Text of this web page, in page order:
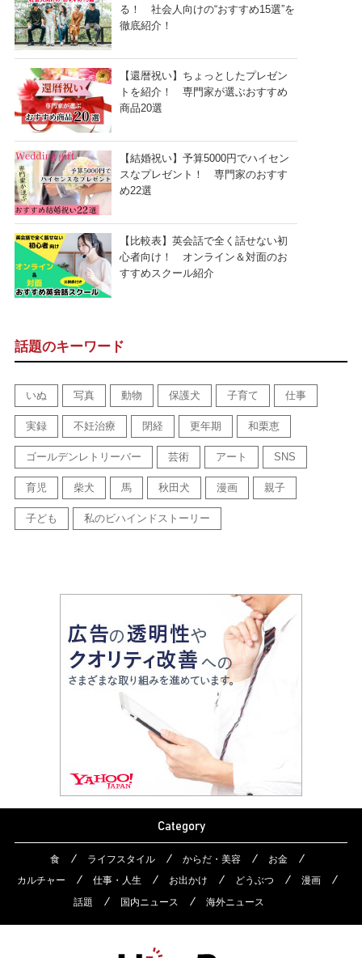
る！ 社会人向けの“おすすめ15選”を
徹底紹介！
【還暦祝い】ちょっとしたプレゼン
トを紹介！ 専門家が選ぶおすすめ
商品20選
【結婚祝い】予算5000円でハイセン
スなプレゼント！ 専門家のおすす
め22選
【比較表】英会話で全く話せない初
心者向け！ オンライン＆対面のお
すすめスクール紹介
話題のキーワード
いぬ 写真 動物 保護犬 子育て 仕事
実録 不妊治療 閉経 更年期 和栗恵
ゴールデンレトリーバー 芸術 アート SNS
育児 柴犬 馬 秋田犬 漫画 親子
子ども 私のビハインドストーリー
Category
食 ライフスタイル からだ・美容
お金
カルチャー
仕事・人生 お出かけ どうぶつ
漫画
話題
国内ニュース 海外ニュース